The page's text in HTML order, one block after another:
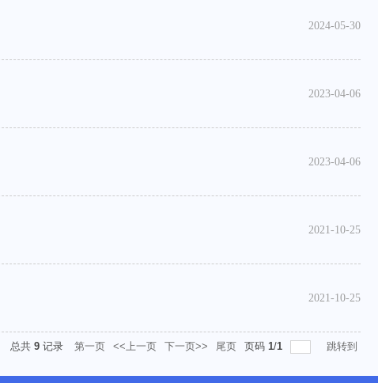
2024-05-30
2023-04-06
2023-04-06
2021-10-25
2021-10-25
总共 9 记录 第一页 <<上一页 下一页>> 尾页 页码 1/1 跳转到